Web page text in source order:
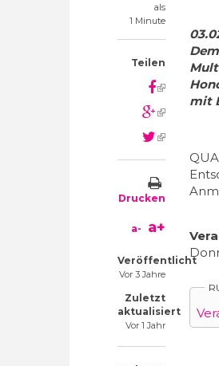
als
1 Minute
Teilen
(link is
(link is
(link is
Drucken
a- a+
Veröffentlicht
Vor 3 Jahre
Zuletzt
aktualisiert
Vor 1 Jahr
mit